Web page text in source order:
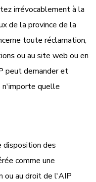
irrévocablement à la
de la province de la
toute réclamation,
ou au site web ou en
peut demander et
n'importe quelle
disposition des
comme une
ou au droit de l'AIP